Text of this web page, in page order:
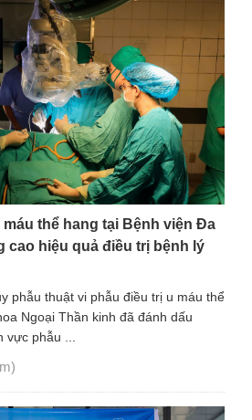
thể hang tại Bệnh viện Đa
cao hiệu quả điều trị bệnh lý
phẫu thuật vi phẫu điều trị u máu thể
Ngoại Thần kinh đã đánh dấu
vực phẫu ...